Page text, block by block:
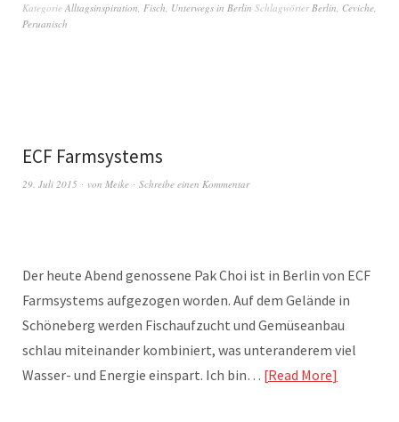
Kategorie Alltagsinspiration, Fisch, Unterwegs in Berlin SchlagwörterBerlin, Ceviche,
Peruanisch
ECF Farmsystems​
29. Juli 2015 von Meike Schreibe einen Kommentar
Der heute Abend genossene Pak Choi ist in Berlin von ECF
Farmsystems​ aufgezogen worden. Auf dem Gelände in
Schöneberg werden Fischaufzucht und Gemüseanbau
schlau miteinander kombiniert, was unteranderem viel
Wasser- und Energie einspart. Ich bin… Read More